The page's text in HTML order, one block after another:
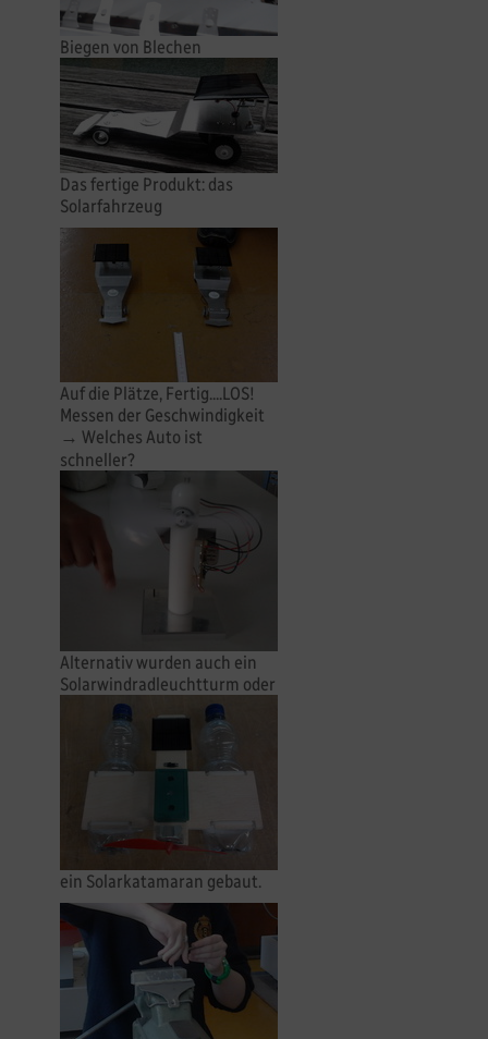
Biegen von Blechen
Das fertige Produkt: das
Solarfahrzeug
Auf die Plätze, Fertig....LOS!
Messen der Geschwindigkeit
→ Welches Auto ist
schneller?
Alternativ wurden auch ein
Solarwindradleuchtturm oder
ein Solarkatamaran gebaut.